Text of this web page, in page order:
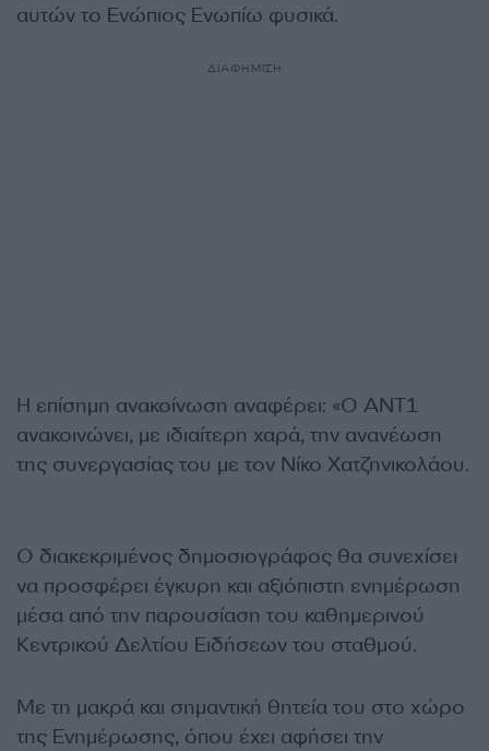
αυτών το Ενώπιος Ενωπίω φυσικά.
ΔΙΑΦΗΜΙΣΗ
Η επίσημη ανακοίνωση αναφέρει: «Ο ΑΝΤ1
ανακοινώνει, με ιδιαίτερη χαρά, την ανανέωση
της συνεργασίας του με τον Νίκο Χατζηνικολάου.
Ο διακεκριμένος δημοσιογράφος θα συνεχίσει
να προσφέρει έγκυρη και αξιόπιστη ενημέρωση
μέσα από την παρουσίαση του καθημερινού
Κεντρικού Δελτίου Ειδήσεων του σταθμού.
Με τη μακρά και σημαντική θητεία του στο χώρο
της Ενημέρωσης, όπου έχει αφήσει την